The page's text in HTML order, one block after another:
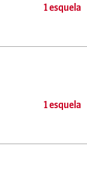
1 esquela
1 esquela